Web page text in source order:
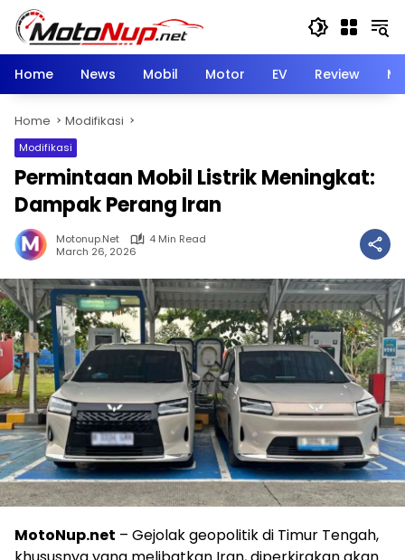
Skip
content
Home
News Mobil Motor EV Review
Home Modifikasi
Modifikasi
Permintaan Mobil Listrik Meningkat:
Dampak Perang Iran
Motonup.net
4 Min Read
March 26, 2026
MotoNup.net – Gejolak geopolitik di Timur Tengah,